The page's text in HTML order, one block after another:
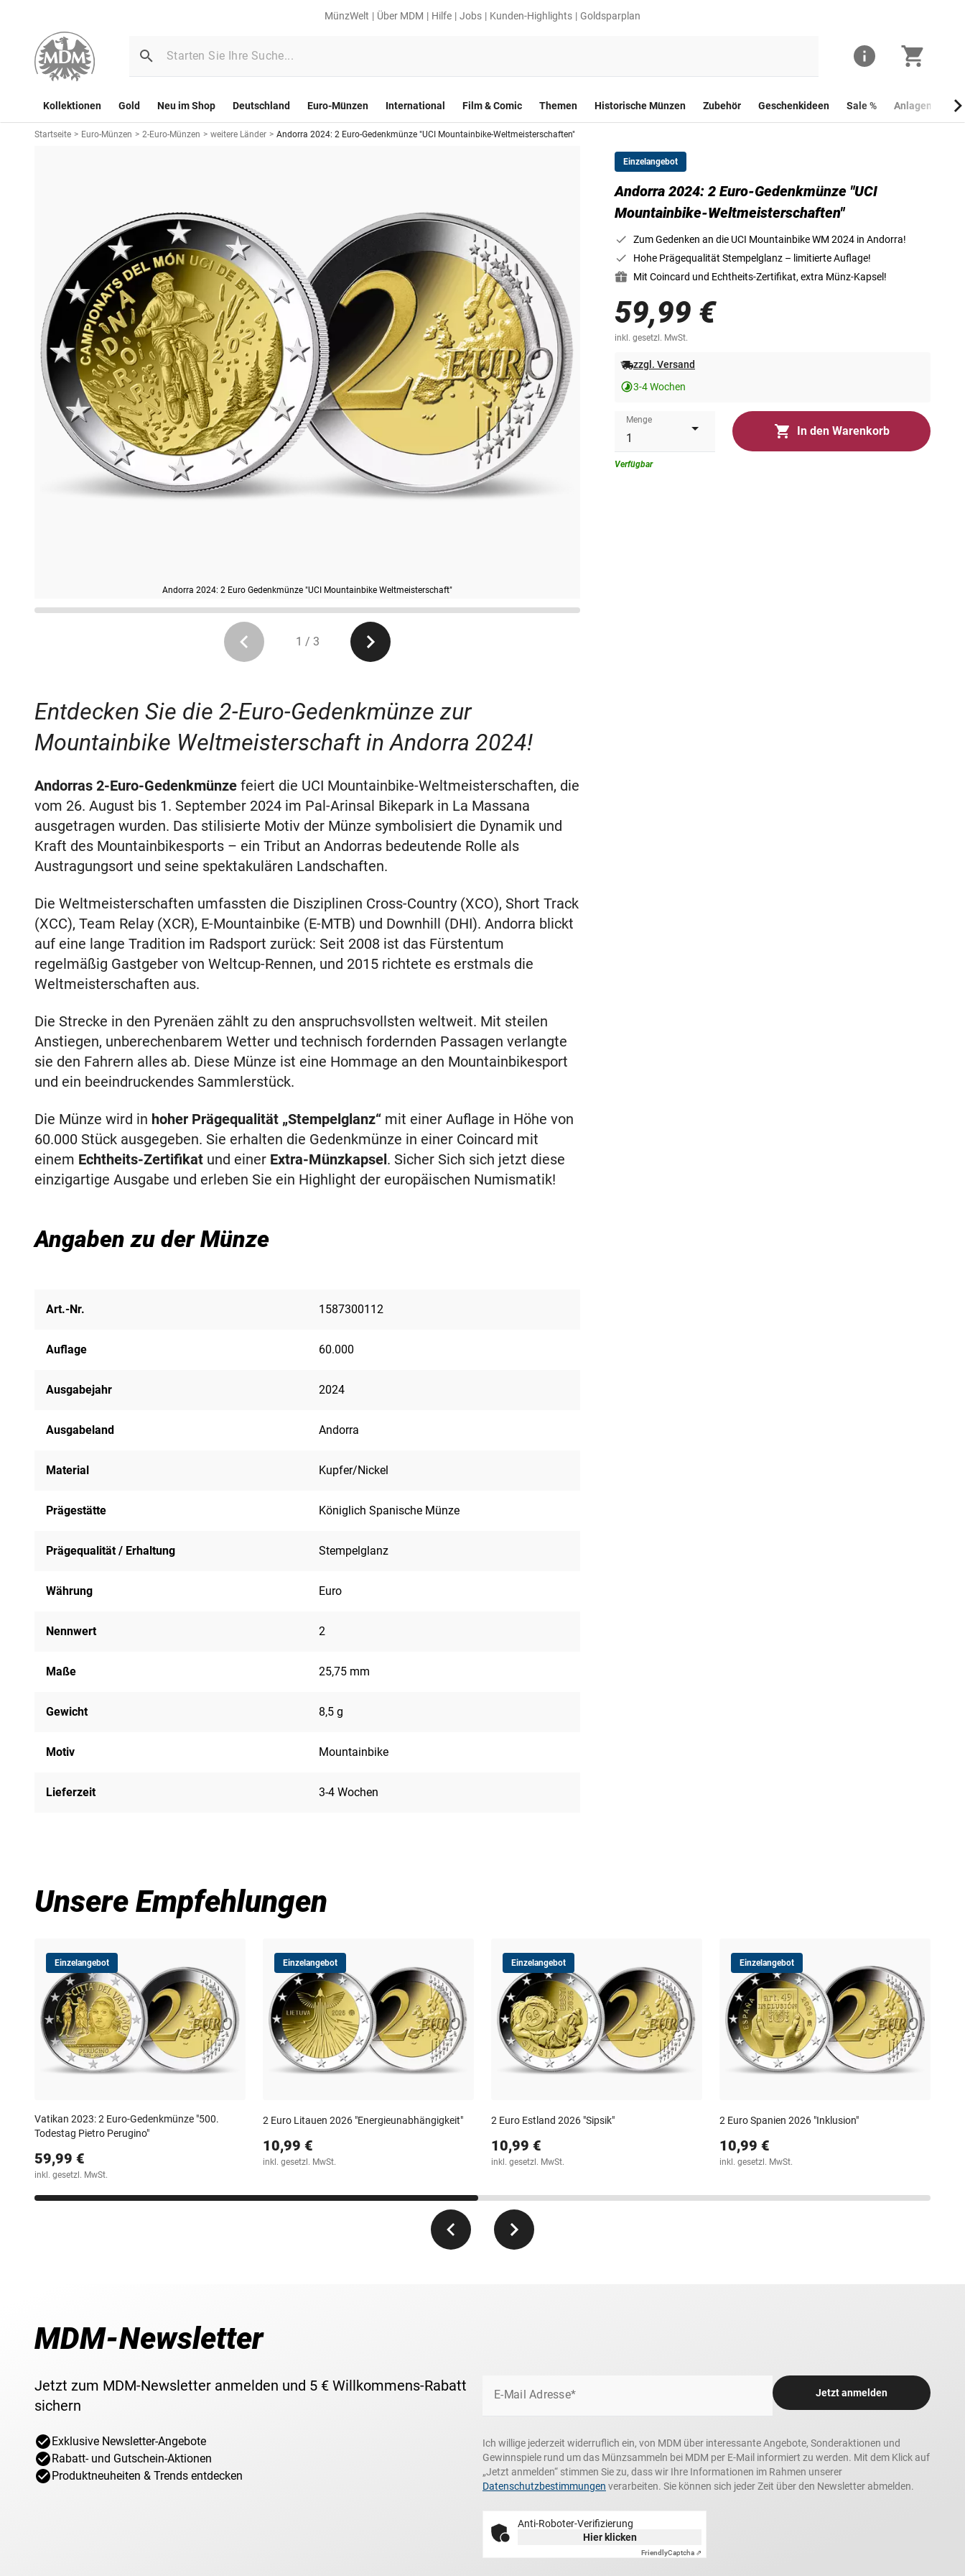
MünzWelt Über MDM Hilfe Jobs Kunden-Highlights Goldsparplan
Kollektionen Gold Neu im Shop Deutschland Euro-Münzen International Film & Comic Themen Historische Münzen Zubehör Geschenkideen Sale % Anlagemünzen
Startseite > Euro-Münzen > 2-Euro-Münzen > weitere Länder > Andorra 2024: 2 Euro-Gedenkmünze "UCI Mountainbike-Weltmeisterschaften"
Andorra 2024: 2 Euro Gedenkmünze "UCI Mountainbike Weltmeisterschaft"
Die Vorderseite der 2 Euro-Gedenkmünze "Mountainbike
1 / 3
Einzelangebot
Andorra 2024: 2 Euro-Gedenkmünze "UCI
Mountainbike-Weltmeisterschaften"
Zum Gedenken an die UCI Mountainbike WM 2024 in Andorra!
Hohe Prägequalität Stempelglanz – limitierte Auflage!
Mit Coincard und Echtheits-Zertifikat, extra Münz-Kapsel!
59,99 €
inkl. gesetzl. MwSt.
zzgl. Versand
3-4 Wochen
Menge
In den Warenkorb
Verfügbar
Entdecken Sie die 2-Euro-Gedenkmünze zur
Mountainbike Weltmeisterschaft in Andorra 2024!
Andorras 2-Euro-Gedenkmünze feiert die UCI Mountainbike-Weltmeisterschaften, die
vom 26. August bis 1. September 2024 im Pal-Arinsal Bikepark in La Massana
ausgetragen wurden. Das stilisierte Motiv der Münze symbolisiert die Dynamik und
Kraft des Mountainbikesports – ein Tribut an Andorras bedeutende Rolle als
Austragungsort und seine spektakulären Landschaften.
Die Weltmeisterschaften umfassten die Disziplinen Cross-Country (XCO), Short Track
(XCC), Team Relay (XCR), E-Mountainbike (E-MTB) und Downhill (DHI). Andorra blickt
auf eine lange Tradition im Radsport zurück: Seit 2008 ist das Fürstentum
regelmäßig Gastgeber von Weltcup-Rennen, und 2015 richtete es erstmals die
Weltmeisterschaften aus.
Die Strecke in den Pyrenäen zählt zu den anspruchsvollsten weltweit. Mit steilen
Anstiegen, unberechenbarem Wetter und technisch fordernden Passagen verlangte
sie den Fahrern alles ab. Diese Münze ist eine Hommage an den Mountainbikesport
und ein beeindruckendes Sammlerstück.
Die Münze wird in hoher Prägequalität „Stempelglanz“ mit einer Auflage in Höhe von
60.000 Stück ausgegeben. Sie erhalten die Gedenkmünze in einer Coincard mit
einem Echtheits-Zertifikat und einer Extra-Münzkapsel. Sicher Sich sich jetzt diese
einzigartige Ausgabe und erleben Sie ein Highlight der europäischen Numismatik!
Angaben zu der Münze
Art.-Nr. 1587300112
Auflage 60.000
Ausgabejahr 2024
Ausgabeland Andorra
Material Kupfer/Nickel
Prägestätte Königlich Spanische Münze
Prägequalität / Erhaltung Stempelglanz
Währung Euro
Nennwert 2
Maße 25,75 mm
Gewicht 8,5 g
Motiv Mountainbike
Lieferzeit 3-4 Wochen
Unsere Empfehlungen
Einzelangebot
Vatikan 2023: 2 Euro-Gedenkmünze "500.
Todestag Pietro Perugino"
59,99 €
inkl. gesetzl. MwSt.
Einzelangebot
2 Euro Litauen 2026 "Energieunabhängigkeit"
10,99 €
inkl. gesetzl. MwSt.
Einzelangebot
2 Euro Estland 2026 "Sipsik"
10,99 €
inkl. gesetzl. MwSt.
Einzelangebot
2 Euro Spanien 2026 "Inklusion"
10,99 €
inkl. gesetzl. MwSt.
MDM-Newsletter
Jetzt zum MDM-Newsletter anmelden und 5 € Willkommens-Rabatt
sichern
Exklusive Newsletter-Angebote
Rabatt- und Gutschein-Aktionen
Produktneuheiten & Trends entdecken
E-Mail Adresse* Jetzt anmelden
Ich willige jederzeit widerruflich ein, von MDM über interessante Angebote, Sonderaktionen und
Gewinnspiele rund um das Münzsammeln bei MDM per E-Mail informiert zu werden. Mit dem Klick auf
„Jetzt anmelden“ stimmen Sie zu, dass wir Ihre Informationen im Rahmen unserer
Datenschutzbestimmungen verarbeiten. Sie können sich jeder Zeit über den Newsletter abmelden.
Anti-Roboter-Verifizierung
Hier klicken
FriendlyCaptcha ⇗